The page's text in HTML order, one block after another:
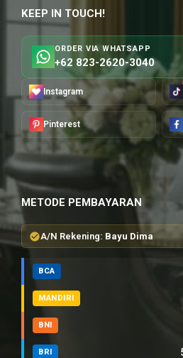
KEEP IN TOUCH!
ORDER VIA WHATSAPP
+62 823-2620-3040
Instagram
Pinterest
METODE PEMBAYARAN
A/N Rekening: Bayu Dima
BCA
MANDIRI
BNI
BRI